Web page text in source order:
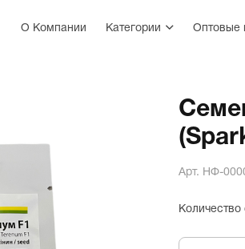
О Компании Категории Оптовые
Арт. НФ-
Количество